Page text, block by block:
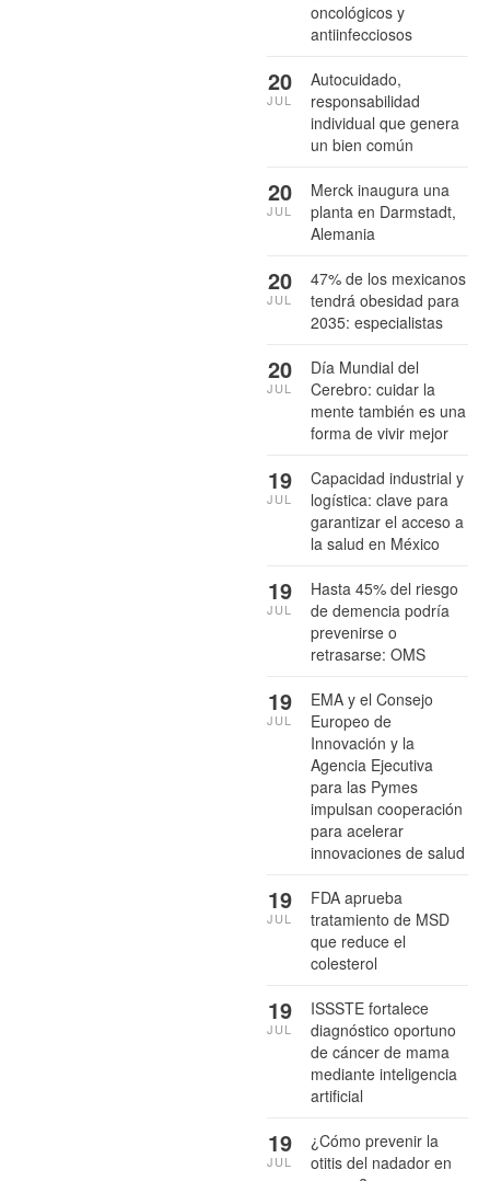
oncológicos y
antiinfecciosos
Autocuidado,
responsabilidad
individual que genera
un bien común
20
JUL
Merck inaugura una
planta en Darmstadt,
Alemania
20
JUL
47% de los mexicanos
tendrá obesidad para
2035: especialistas
20
JUL
Día Mundial del
Cerebro: cuidar la
mente también es una
forma de vivir mejor
20
JUL
Capacidad industrial y
logística: clave para
garantizar el acceso a
la salud en México
19
JUL
Hasta 45% del riesgo
de demencia podría
prevenirse o
retrasarse: OMS
19
JUL
EMA y el Consejo
Europeo de
Innovación y la
Agencia Ejecutiva
para las Pymes
impulsan cooperación
para acelerar
innovaciones de salud
19
JUL
FDA aprueba
tratamiento de MSD
que reduce el
colesterol
19
JUL
ISSSTE fortalece
diagnóstico oportuno
de cáncer de mama
mediante inteligencia
artificial
19
JUL
¿Cómo prevenir la
otitis del nadador en
19
JUL